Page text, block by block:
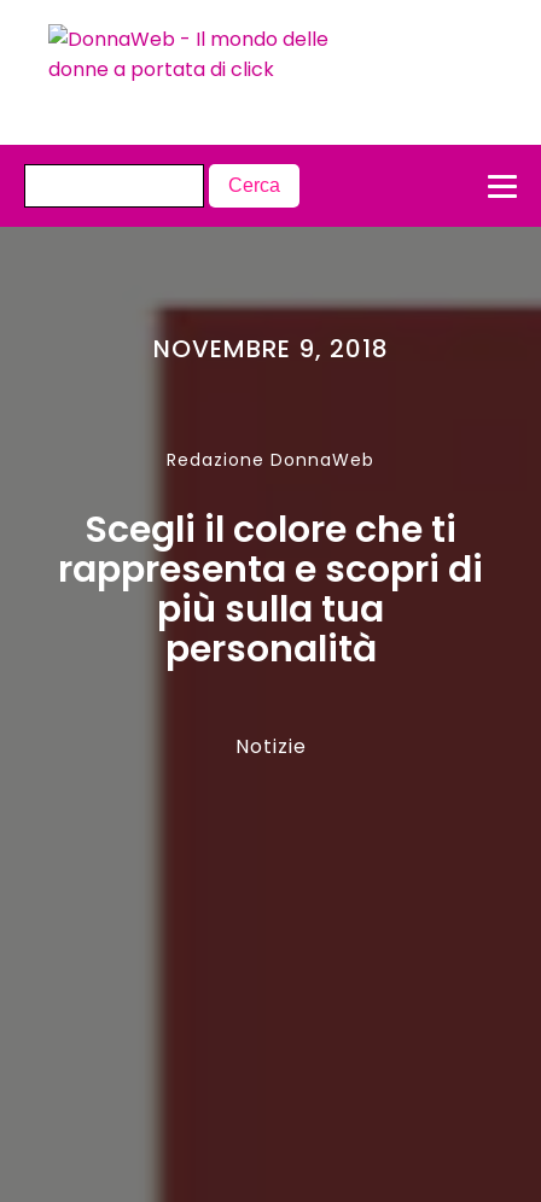
NOVEMBRE 9, 2018
Redazione DonnaWeb
Scegli il colore che ti
rappresenta e scopri di
più sulla tua
personalità
Notizie